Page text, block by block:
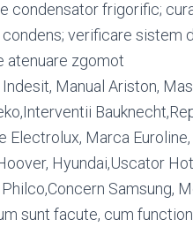
condensator frigorific;
verificare sistem
atenuare zgomot
Manual Ariston,
Marca
Hyundai,Uscator
Samsung,
sunt facute, cum